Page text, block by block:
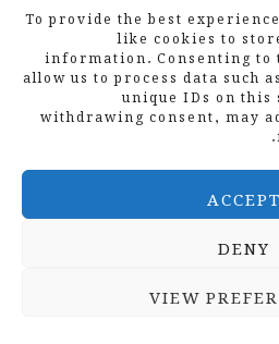
To provide the best
like cookies to
information. Consenting to
allow us to process data such
unique IDs on
withdrawing consent, may
ACCEPT
DENY
VIEW
میں پہلے سے ہی
سے کوریج کے
منتخب ہونے